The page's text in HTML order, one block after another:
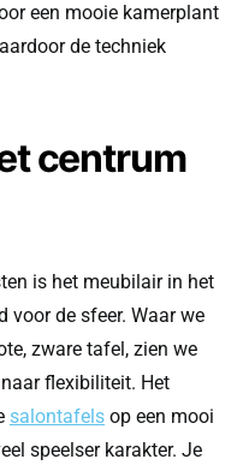
een mooie kamerplant
de techniek
centrum
is het meubilair in het
voor de sfeer. Waar we
zware tafel, zien we
flexibiliteit. Het
salontafels op een mooi
speelser karakter. Je